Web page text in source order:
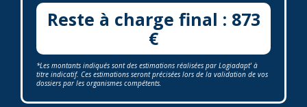
Reste à charge final : 873
€
*Les montants indiqués sont des estimations réalisées par Logiadapt' à
titre indicatif. Ces estimations seront précisées lors de la validation de vos
dossiers par les organismes compétents.